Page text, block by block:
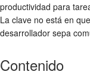
productividad para
La clave no está en
desarrollador sepa
Contenido